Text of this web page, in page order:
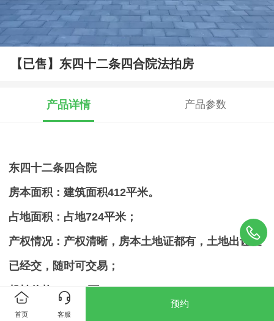
【已售】东四十二条四合院法拍房
产品详情 产品参数
东四十二条四合院
房本面积：建筑面积412平米。
占地面积：占地724平米；
产权情况：产权清晰，房本土地证都有，土地出让金
已经交，随时可交易；
起拍价格：5153万
首页 客服
预约